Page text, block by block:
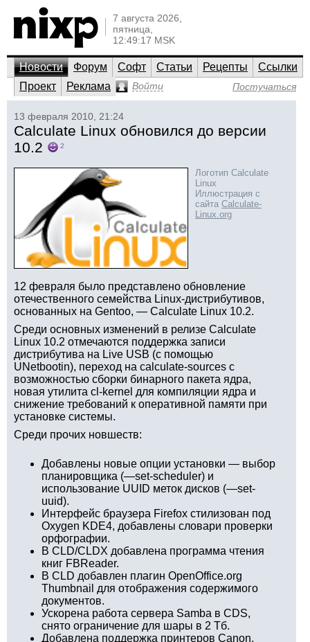
7 августа 2026,
пятница,
12:49:17 MSK
Новости Форум Софт Статьи Рецепты
Ссылки
Проект
Реклама Войти Постучаться
13 февраля 2010, 21:24
Calculate Linux обновился до версии
10.2
2
Логотип Calculate
Linux
Иллюстрация с
сайта Calculate-
Linux.org
12 февраля было представлено обновление
отечественного семейства Linux-дистрибутивов,
основанных на Gentoo, — Calculate Linux 10.2.
Среди основных изменений в релизе Calculate
Linux 10.2 отмечаются поддержка записи
дистрибутива на Live USB (с помощью
UNetbootin), переход на calculate-sources с
возможностью сборки бинарного пакета ядра,
новая утилита cl-kernel для компиляции ядра и
снижение требований к оперативной памяти при
установке системы.
Среди прочих новшеств:
Добавлены новые опции установки — выбор
планировщика (—set-scheduler) и
использование UUID меток дисков (—set-
uuid).
Интерфейс браузера Firefox стилизован под
Oxygen KDE4, добавлены словари проверки
орфографии.
В CLD/CLDX добавлена программа чтения
книг FBReader.
В CLD добавлен плагин OpenOffice.org
Thumbnail для отображения содержимого
документов.
Ускорена работа сервера Samba в CDS,
снято ограничение для шары в 2 Тб.
Добавлена поддержка принтеров Canon.